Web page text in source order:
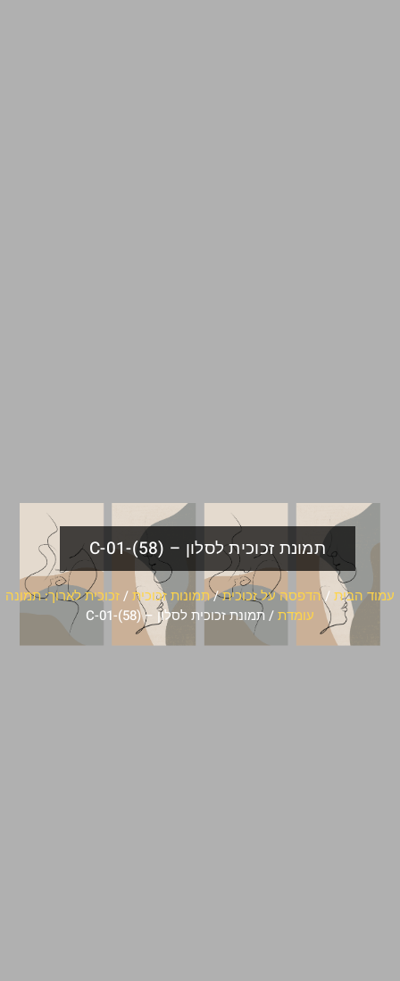
תמונת זכוכית לסלון – C-01-(58)
עמוד הבית /הדפסה על זכוכית/תמונות זכוכית/זכוכית לארוך: תמונה
עומדת/ תמונת זכוכית לסלון – C-01-(58)